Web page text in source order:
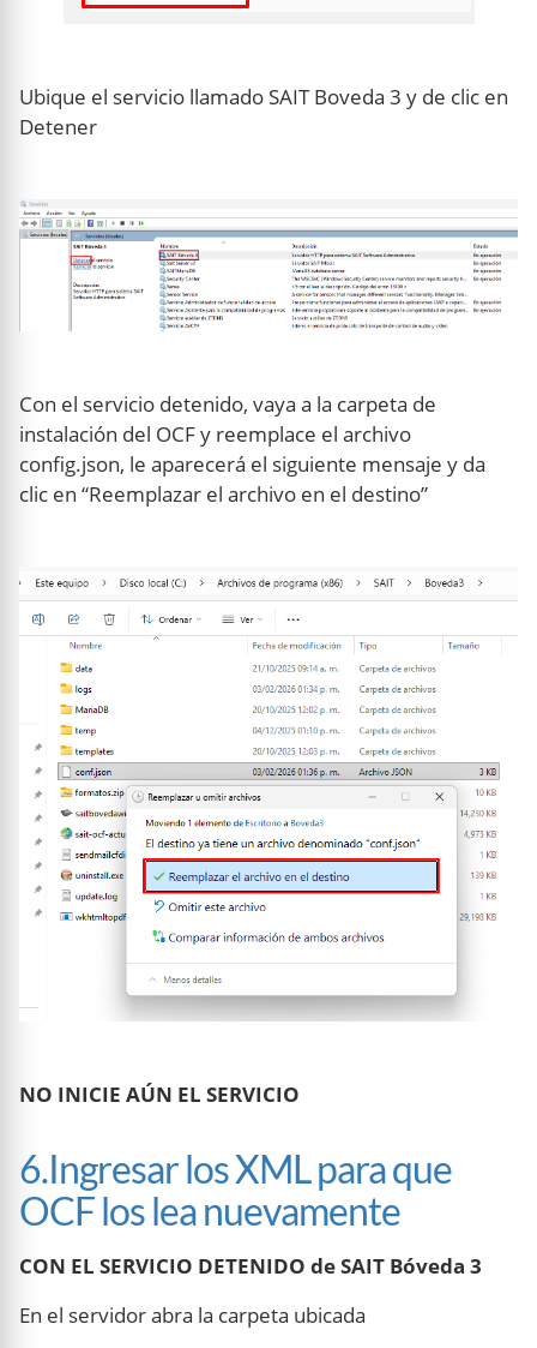
Ubique el servicio llamado SAIT Boveda 3 y de clic en
Detener
Con el servicio detenido, vaya a la carpeta de
instalación del OCF y reemplace el archivo
config.json, le aparecerá el siguiente mensaje y da
clic en “Reemplazar el archivo en el destino”
NO INICIE AÚN EL SERVICIO
6.Ingresar los XML para que
OCF los lea nuevamente
CON EL SERVICIO DETENIDO de SAIT Bóveda 3
En el servidor abra la carpeta ubicada